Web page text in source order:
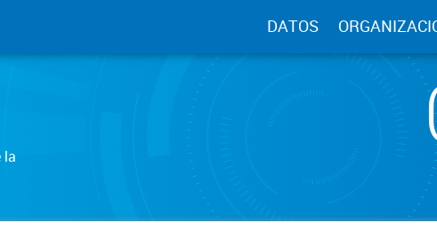
DATOS
la